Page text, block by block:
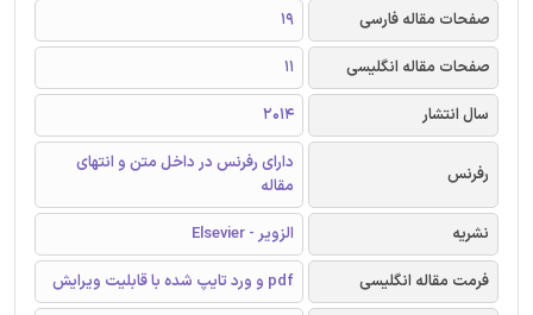
صفحات مقاله فارسی
19
صفحات مقاله انگلیسی
11
سال انتشار
2014
رفرنس
دارای رفرنس در داخل متن و انتهای
مقاله
نشریه
الزویر - Elsevier
فرمت مقاله انگلیسی
pdf و ورد تایپ شده با قابلیت ویرایش